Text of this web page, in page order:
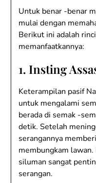
Untuk benar -benar
mulai dengan
Berikut ini adalah
memanfaatkannya:
1. Insting
Keterampilan pasif
untuk mengalami
berada di semak -
detik. Setelah
serangannya
membungkam
siluman sangat
serangan.